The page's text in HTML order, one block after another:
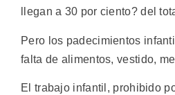
llegan a 30 por ciento? del
Pero los padecimientos
falta de alimentos, vestido,
El trabajo infantil, prohibido